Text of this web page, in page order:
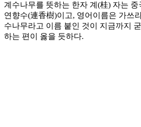
계수나무를 뜻하는 한자 계(桂) 자는
연향수(連香樹)이고, 영어이름은 가쓰
수나무라고 이름 붙인 것이 지금까지
하는 편이 옳을 듯하다.